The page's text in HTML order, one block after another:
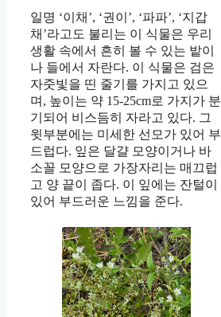
일명 ‘이채’, ‘권이’, ‘파파’, ‘지갑
채’라고도 불리는 이 식물은 우리
생활 속에서 흔히 볼 수 있는 밭이
나 들에서 자란다. 이 식물은 검은
자줏빛을 띤 줄기를 가지고 있으
며, 높이는 약 15-25cm로 가지가 분
기되어 비스듬히 자라고 있다. 그
윗부분에는 미세한 선모가 있어 부
드럽다. 잎은 달걀 모양이거나 바
소꼴 모양으로 가장자리는 매끄럽
고 양 끝이 좁다. 이 잎에는 잔털이
있어 부드러운 느낌을 준다.